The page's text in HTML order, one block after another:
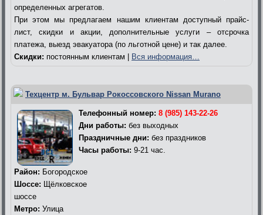
определенных агрегатов.
При этом мы предлагаем нашим клиентам доступный прайс-
лист, скидки и акции, дополнительные услуги – отсрочка
платежа, выезд эвакуатора (по льготной цене) и так далее.
Скидки: постоянным клиентам | Вся информация…
Техцентр м. Бульвар Рокоссовского Nissan Murano
Телефонный номер: 8 (985) 143-22-26
Дни работы: без выходных
Праздничные дни: без праздников
Часы работы: 9-21 час.
Район: Богородское
Шоссе: Щёлковское
шоссе
Метро: Улица